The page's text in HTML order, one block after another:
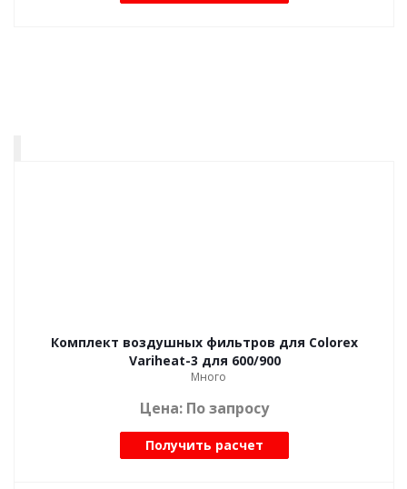
Комплект воздушных фильтров для Colorex
Variheat-3 для 600/900
Много
Цена: По запросу
Получить расчет